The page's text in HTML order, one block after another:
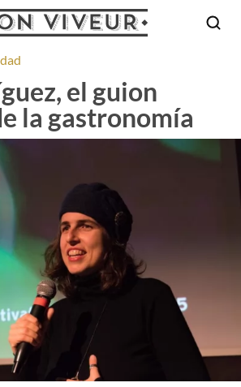
el guion
la gastronomía